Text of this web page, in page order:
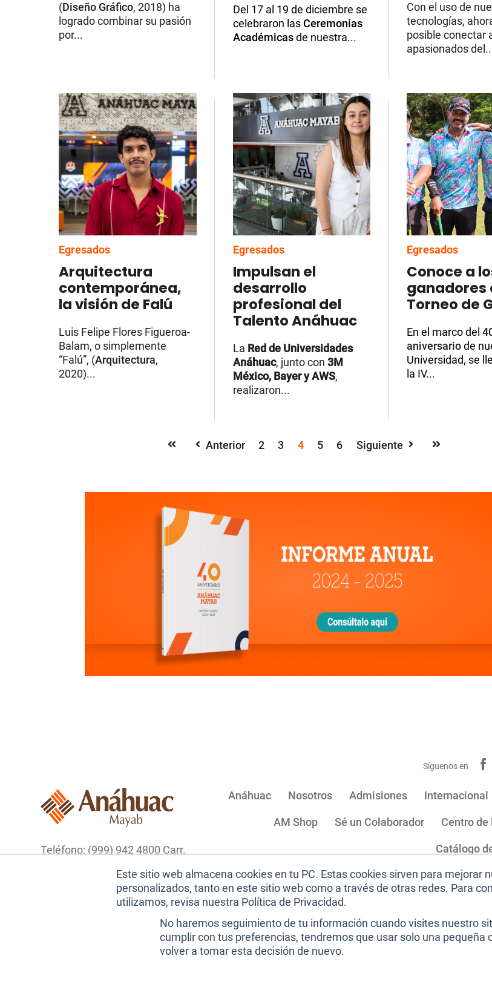
Este sitio web almacena cookies en tu PC. Estas cookies sirven para mejorar
personalizados, tanto en este sitio web como a través de otras redes. Para
utilizamos, revisa nuestra Política de Privacidad.
No haremos seguimiento de tu información cuando visites nuestro
cumplir con tus preferencias, tendremos que usar solo una pequeña
volver a tomar esta decisión de nuevo.
(Diseño Gráfico, 2018) ha
logrado combinar su pasión
por...
Del 17 al 19 de diciembre se
celebraron lasCeremonias
Académicasde nuestra...
Con el uso de
tecnologías,
posible conectar
apasionados
Egresados
Arquitectura
contemporánea,
la visión de Falú
Luis Felipe Flores Figueroa-
Balam, o simplemente
“Falú”, (Arquitectura,
2020)...
Egresados
Impulsan el
desarrollo
profesional del
Talento Anáhuac
La Red de Universidades
Anáhuac, junto con 3M
México, Bayer y AWS,
realizaron...
Egresados
Conoce a
ganadores
Torneo de
En el marco del
aniversariode
Universidad, se
la IV...
Anterior 2 3 4 5 6 Siguiente
Teléfono: (999) 942 4800 Carr.
96 Cordemex, CP. 97308,
Mérida, Yucatán, México.
Síguenos en
Anáhuac Nosotros Admisiones Internacional
AM Shop Sé un Colaborador Centro
Catálogo
Miembro de:
Sitio institucional | Aviso de